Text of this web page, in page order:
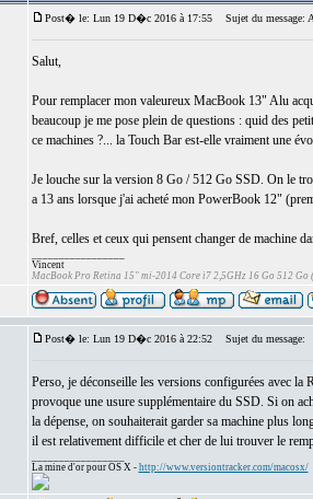
Post� le: Lun 19 D�c 2016 à 17:55 Sujet du message:
Salut,
Pour remplacer mon valeureux MacBook 13" Alu
beaucoup je me pose plein de questions : quid des
ce machines ?... la Touch Bar est-elle vraiment une
Je louche sur la version 8 Go / 512 Go SSD. On le
a 13 ans lorsque j'ai acheté mon PowerBook 12"
Bref, celles et ceux qui pensent changer de machine
Vincent
MacBook Pro Retina 15" mi-2014 Core i7 2,5GHz 16 Go 512 Go
Post� le: Lun 19 D�c 2016 à 22:52 Sujet du message:
Perso, je déconseille les versions configurées avec
provoque une usure supplémentaire du SSD. Si on
la dépense, on souhaiterait garder sa machine plus
il est relativement difficile et cher de lui trouver le
La mine d'or pour OS X - http://www.versiontracker.com/macosx/